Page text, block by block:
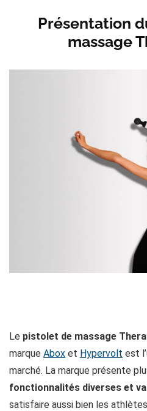
Présentation
massage
Le pistolet de massage
marque Abox et Hypervolt est
marché. La marque présente
fonctionnalités diverses et
satisfaire aussi bien les